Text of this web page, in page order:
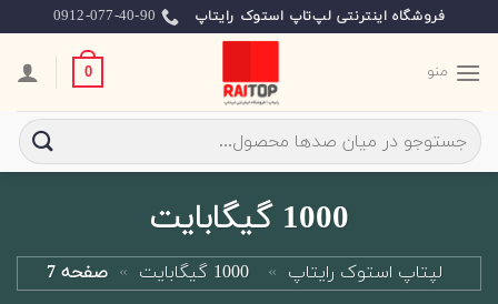
to
content
فروشگاه اینترنتی لپ‌تاپ استوک رایتاپ 0912-077-40-90
منو 0
جستجو
برای:
1000 گیگابایت
لپتاپ استوک رایتاپ » 1000 گیگابایت » صفحه 7